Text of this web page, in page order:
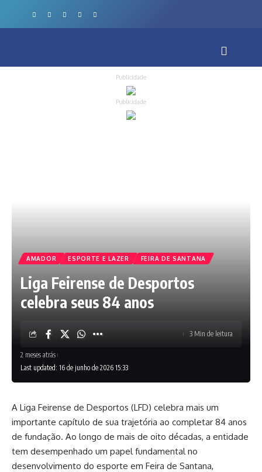
Publicidade
Publicidade
AMADOR ESPORTE E LAZER FEIRA DE SANTANA
Liga Feirense de Desportos
celebra seus 84 anos
Last updated: 16 de junho de 2026 15:33
2 meses atrás
3 Min de leitura
A Liga Feirense de Desportos (LFD) celebra mais um
importante capítulo de sua trajetória ao completar 84 anos
de fundação. Ao longo de mais de oito décadas, a entidade
tem desempenhado um papel fundamental no
desenvolvimento do esporte em Feira de Santana,